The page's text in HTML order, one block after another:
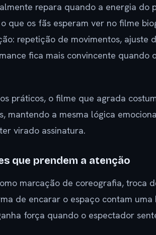
repara quando a energia do
o que os fãs esperam ver no filme
repetição de movimentos, ajuste
fica mais convincente quando
práticos, o filme que agrada
mantendo a mesma lógica
virado assinatura.
que prendem a atenção
marcação de coreografia, troca
de encarar o espaço contam
força quando o espectador